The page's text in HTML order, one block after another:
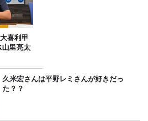
喜利甲
里亮太
久米宏さんは平野レミさんが好きだっ
た？？